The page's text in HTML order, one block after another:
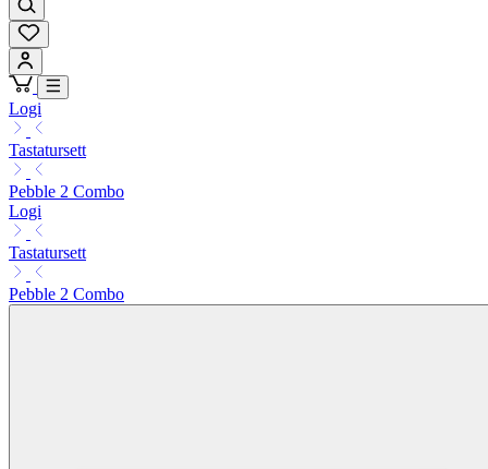
Logi
Tastatursett
Pebble 2 Combo
Logi
Tastatursett
Pebble 2 Combo